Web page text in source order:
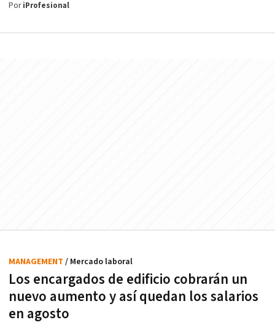
PoriProfesional
Los encargados de edificio cobrarán un
nuevo aumento y así quedan los salarios
en agosto
MANAGEMENT / Mercado laboral